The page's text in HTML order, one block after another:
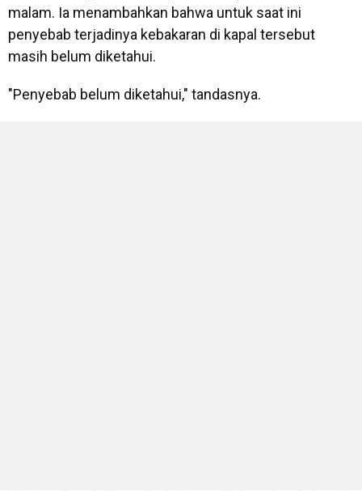
malam. Ia menambahkan bahwa untuk saat ini
penyebab terjadinya kebakaran di kapal tersebut
masih belum diketahui.
"Penyebab belum diketahui," tandasnya.